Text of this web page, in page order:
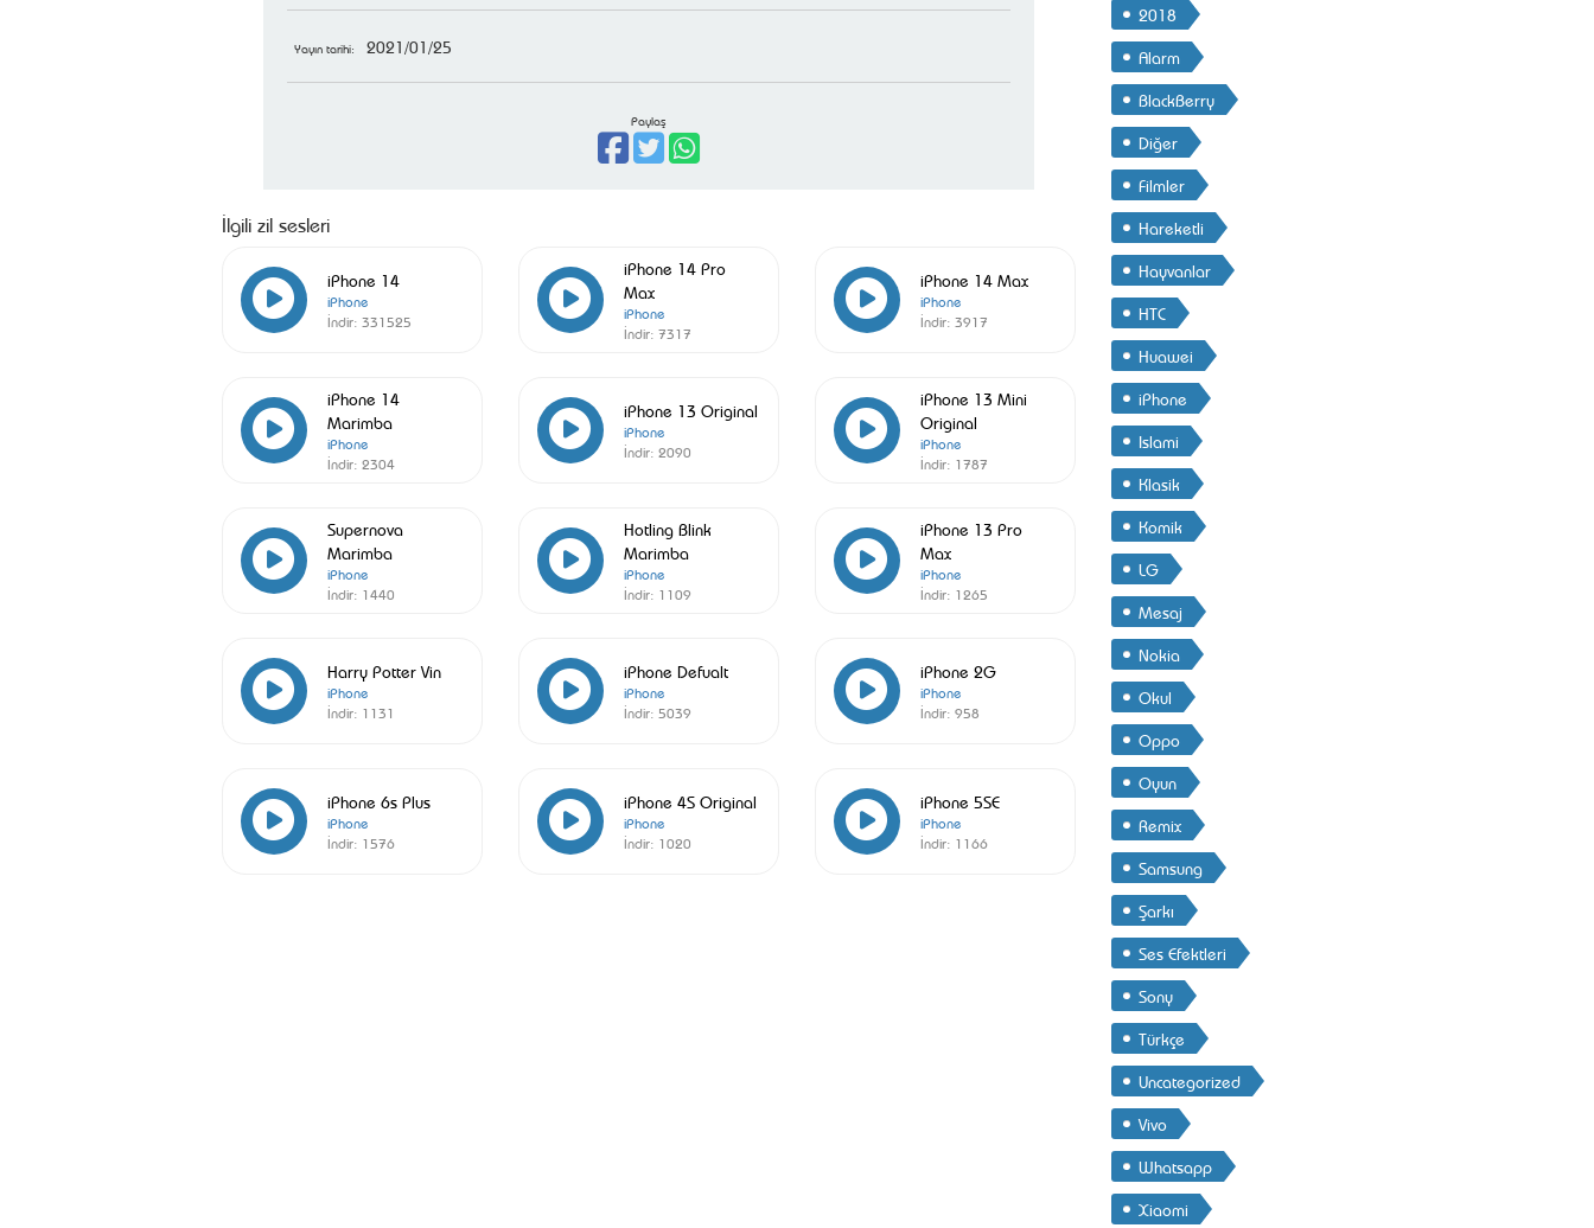
Yayın tarihi: 2021/01/25
Paylaş
İlgili zil sesleri
iPhone 14
iPhone
İndir: 331525
iPhone 14 Pro
Max
iPhone
İndir: 7317
iPhone 14 Max
iPhone
İndir: 3917
iPhone 14
Marimba
iPhone
İndir: 2304
iPhone 13 Original
iPhone
İndir: 2090
iPhone 13 Mini
Original
iPhone
İndir: 1787
Supernova
Marimba
iPhone
İndir: 1440
Hotling Blink
Marimba
iPhone
İndir: 1109
iPhone 13 Pro
Max
iPhone
İndir: 1265
Harry Potter Vin
iPhone
İndir: 1131
iPhone Defualt
iPhone
İndir: 5039
iPhone 2G
iPhone
İndir: 958
iPhone 6s Plus
iPhone
İndir: 1576
iPhone 4S Original
iPhone
İndir: 1020
iPhone 5SE
iPhone
İndir: 1166
2018
Alarm
BlackBerry
Diğer
Filmler
Hareketli
Hayvanlar
HTC
Huawei
iPhone
Islami
Klasik
Komik
LG
Mesaj
Nokia
Okul
Oppo
Oyun
Remix
Samsung
Şarkı
Ses Efektleri
Sony
Türkçe
Uncategorized
Vivo
Whatsapp
Xiaomi